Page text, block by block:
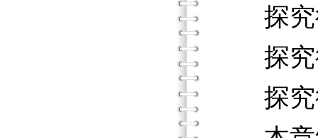
探究
探究
探究